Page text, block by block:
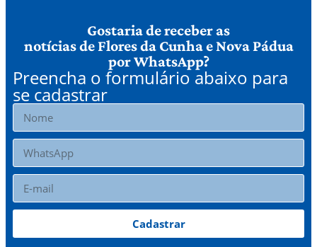
Gostaria de receber as
notícias de Flores da Cunha e Nova Pádua
por WhatsApp?
Preencha o formulário abaixo para
se cadastrar
Cadastrar